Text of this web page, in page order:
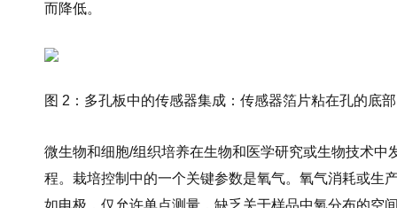
而降低。
图 2：多孔板中的传感器集成：传感器箔片粘在孔的底
微生物和细胞/组织培养在生物和医学研究或生物技术
程。栽培控制中的一个关键参数是氧气。氧气消耗或生